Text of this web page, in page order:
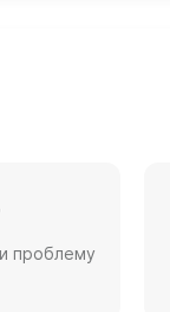
проблему